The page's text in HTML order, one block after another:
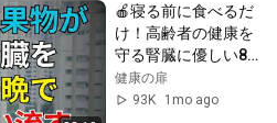
🍎寝る前に食べるだ
け！高齢者の健康を
守る腎臓に優しい8
つの果物｜医師が解
説
健康の扉
93K
1mo ago